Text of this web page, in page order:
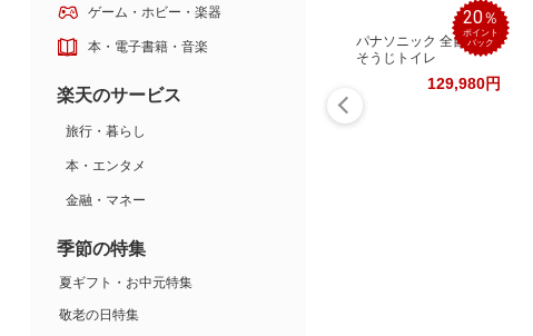
20％
ポイント
バック
パナソニック 全自動お
そうじトイレ
129,980円
ゲーム・ホビー・楽器
本・電子書籍・音楽
楽天のサービス
旅行・暮らし
本・エンタメ
金融・マネー
季節の特集
夏ギフト・お中元特集
敬老の日特集